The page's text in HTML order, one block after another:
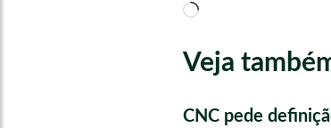
Carregando...
Veja
CNC pede